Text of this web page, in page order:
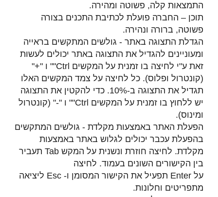
התמצאות קלה, פשוטה ומהירה.
תוכן – החברה פועלת לכתיבת התכנים בצורה
פשוטה, ברורה ונהירה.
הגדלת התצוגה באתר - גולשים המתקשים בראייה
ומעוניינים להגדיל את התצוגה באתר יכולים לעשות
זאת ע"י לחיצה בו זמנית על המקשים Ctrl"" ו "+"
(קונטרול ופלוס). כל לחיצה על צמד המקשים האלו
תגדיל את התצוגה ב-10%. כדי להקטין את התצוגה
יש ללחוץ בו זמנית על המקשים Ctrl"" ו "-" (קונטרול
ומינוס).
הפעלת האתר באמצעות מקלדת - גולשים המתקשים
בהפעלת עכבר יכולים לגלוש באתר באמצעות
מקלדת. לחיצה חוזרת ונשנית על המקש Tab תעביר
בין הקישורים השונים בעמוד. לחיצה
על Enter תפעיל את הקישור המסומן ו- Esc ליציאה
מתפריטים וחלונות.